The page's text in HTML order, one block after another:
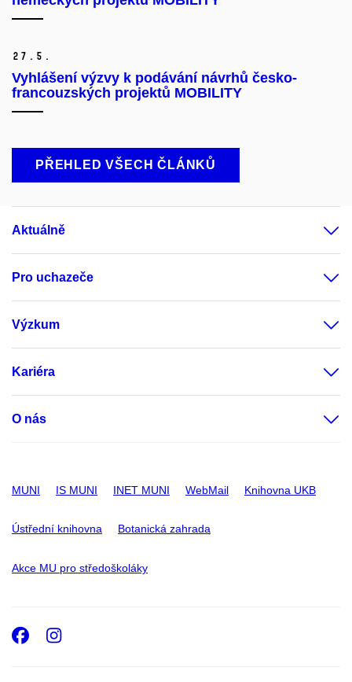
27. 5.
Vyhlášení výzvy k podávání návrhů česko-
francouzských projektů MOBILITY
PŘEHLED VŠECH ČLÁNKŮ
Aktuálně
Pro uchazeče
Výzkum
Kariéra
O nás
MUNI IS MUNI INET MUNI WebMail Knihovna UKB
Ústřední knihovna Botanická zahrada
Akce MU pro středoškoláky
Facebook
Instagram